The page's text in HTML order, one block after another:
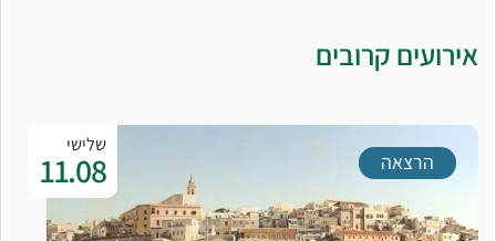
אירועים קרובים
שלישי
11.08 הרצאה